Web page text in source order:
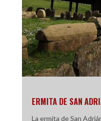
ERMITA DE SAN
La ermita de San